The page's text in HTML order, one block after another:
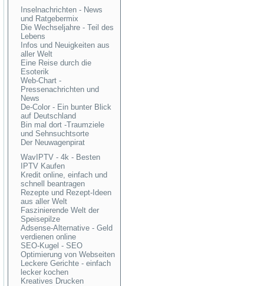
Inselnachrichten - News
und Ratgebermix
Die Wechseljahre - Teil des
Lebens
Infos und Neuigkeiten aus
aller Welt
Eine Reise durch die
Esoterik
Web-Chart -
Pressenachrichten und
News
De-Color - Ein bunter Blick
auf Deutschland
Bin mal dort -Traumziele
und Sehnsuchtsorte
Der Neuwagenpirat
WavIPTV - 4k - Besten
IPTV Kaufen
Kredit online, einfach und
schnell beantragen
Rezepte und Rezept-Ideen
aus aller Welt
Faszinierende Welt der
Speisepilze
Adsense-Alternative - Geld
verdienen online
SEO-Kugel - SEO
Optimierung von Webseiten
Leckere Gerichte - einfach
lecker kochen
Kreatives Drucken